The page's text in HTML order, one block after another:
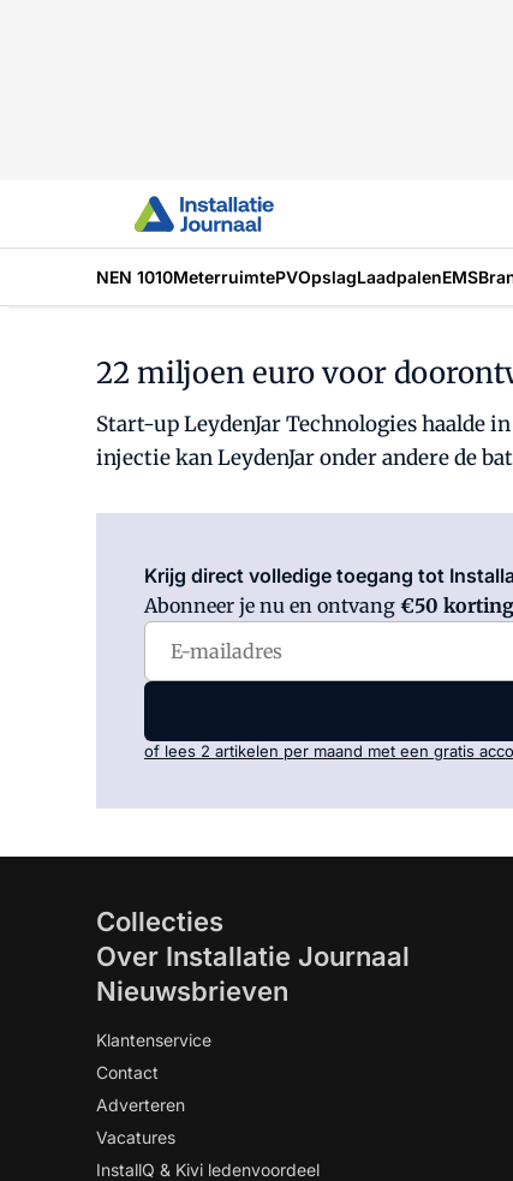
NEN 1010MeterruimtePVOpslagLaadpalenEMS
22 miljoen euro voor
Start-up LeydenJar Technologies haalde
injectie kan LeydenJar onder andere de
Krijg direct volledige toegang tot
Abonneer je nu en ontvang €50 korting
of lees 2 artikelen per maand met een gratis
Collecties
Over Installatie Journaal
Nieuwsbrieven
Klantenservice
Contact
Adverteren
Vacatures
InstallQ & Kivi ledenvoordeel